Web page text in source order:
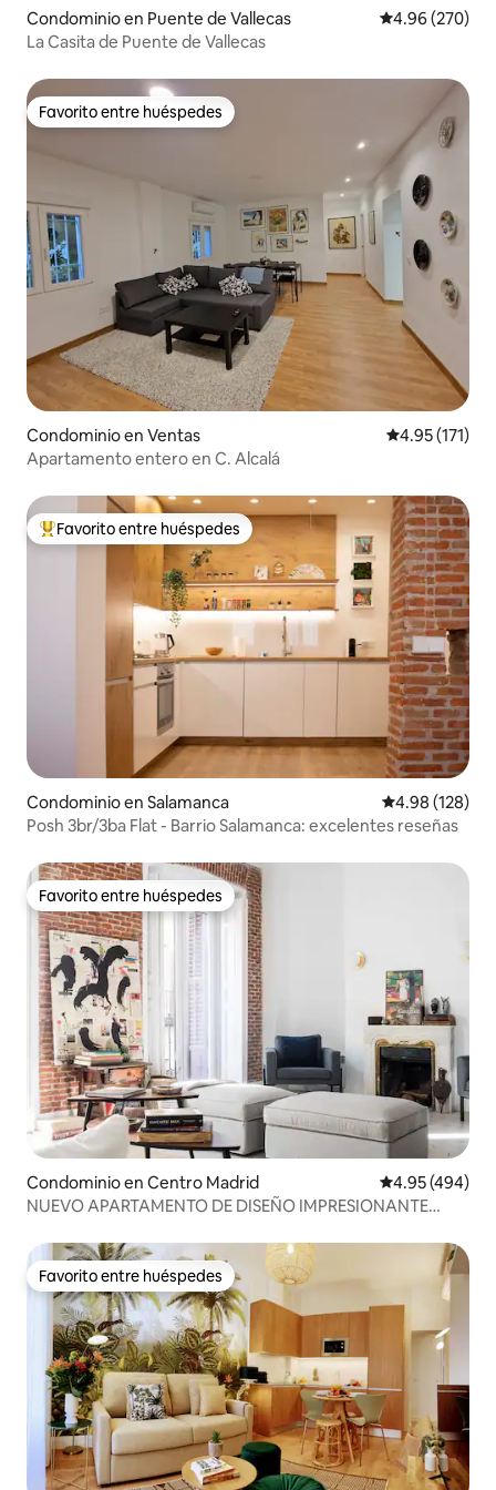
Condominio en Puente de Vallecas Calificación
4.96 (270)
La Casita de Puente de Vallecas
Favorito entre huéspedes
Favorito entre huéspedes
Condominio en Ventas Calificación
4.95 (171)
Apartamento entero en C. Alcalá
De los mejores en Favorito entre huéspedes
Favorito entre huéspedes
Condominio en Salamanca Calificación
4.98 (128)
Posh 3br/3ba Flat - Barrio Salamanca: excelentes reseñas
Favorito entre huéspedes
Favorito entre huéspedes
Condominio en Centro Madrid Calificación
4.95 (494)
NUEVO APARTAMENTO DE DISEÑO IMPRESIONANTE
Favorito entre huéspedes
Favorito entre huéspedes